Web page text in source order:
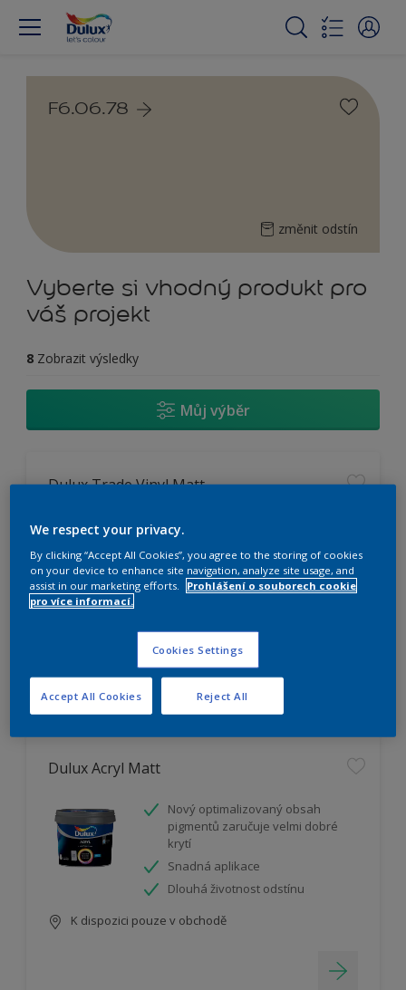
F6.06.78
změnit odstín
Vyberte si vhodný produkt pro
váš projekt
8 Zobrazit výsledky
Můj výběr
Dulux Trade Vinyl Matt
Omyvatelný
Vysoká otěruodolnost
Extrémní vydatnost
Dulux Acryl Matt
Nový optimalizovaný obsah
pigmentů zaručuje velmi dobré
krytí
Snadná aplikace
Dlouhá životnost odstínu
K dispozici pouze v obchodě
We respect your privacy.
By clicking “Accept All Cookies”, you agree to the storing of cookies
on your device to enhance site navigation, analyze site usage, and
assist in our marketing efforts.
Prohlášení o souborech cookie
pro více informací.
Cookies Settings
Reject All
Accept All Cookies